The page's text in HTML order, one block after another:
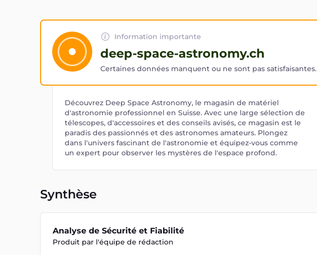
Information importante
deep-space-astronomy.ch
Certaines données manquent ou ne sont pas satisfaisantes.
Découvrez Deep Space Astronomy, le magasin de matériel
d'astronomie professionnel en Suisse. Avec une large sélection de
télescopes, d'accessoires et des conseils avisés, ce magasin est le
paradis des passionnés et des astronomes amateurs. Plongez
dans l'univers fascinant de l'astronomie et équipez-vous comme
un expert pour observer les mystères de l'espace profond.
Synthèse
Analyse de Sécurité et Fiabilité
Produit par l'équipe de rédaction